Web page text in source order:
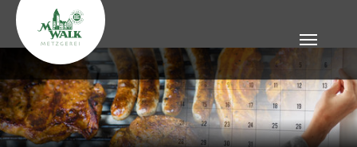
Zum Hauptinhalt springen